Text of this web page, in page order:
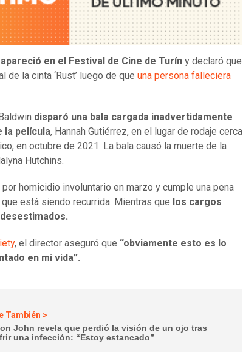
en el Festival de Cine de Turín y declaró que
de la cinta ‘Rust’ luego de que una persona falleciera
disparó una bala cargada inadvertidamente
la película, Hannah Gutiérrez, en el lugar de rodaje cerca
en octubre de 2021. La bala causó la muerte de la
Hutchins.
homicidio involuntario en marzo y cumple una pena
está siendo recurrida. Mientras que los cargos
, el director aseguró que “obviamente esto es lo
en mi vida”.
También >
John revela que perdió la visión de un ojo tras
una infección: “Estoy estancado”